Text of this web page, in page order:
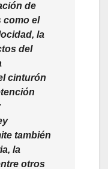
de
como el
la
del
cinturón
también
la
otros